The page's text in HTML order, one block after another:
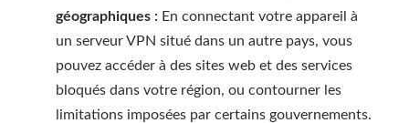
géographiques : En connectant votre appareil à
un serveur VPN situé dans un autre pays, vous
pouvez accéder à des sites web et des services
bloqués dans votre région, ou contourner les
limitations imposées par certains gouvernements.